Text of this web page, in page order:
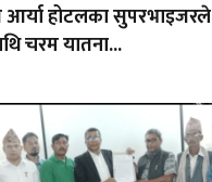
होटलका सुपरभाइजरले
चरम यातना...